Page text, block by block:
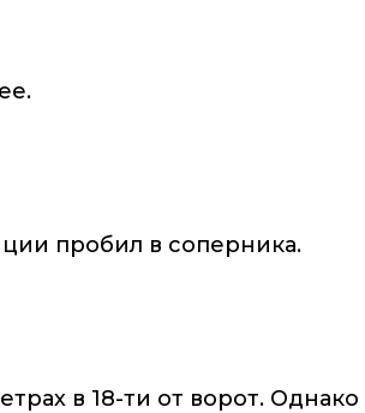
пробил в соперника.
в 18-ти от ворот. Однако